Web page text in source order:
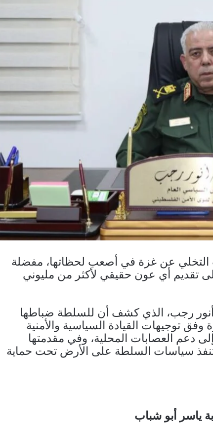
التخلي عن غزة في أصعب لحظاتها، مفضلة
تقديم أي عون حقيقي لأكثر من مليوني
أنور رجب، الذي كشف أن للسلطة ضباطها
وفق توجيهات القيادة السياسية والأمنية
دعم العصابات المحلية، وفي مقدمتها
سياسات السلطة على الأرض تحت حماية
ياسر أبو شباب